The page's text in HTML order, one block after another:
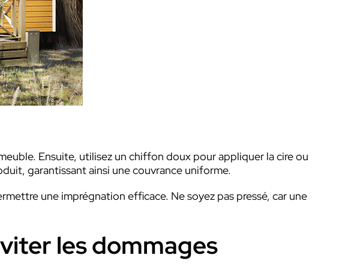
Ensuite, utilisez un chiffon doux pour appliquer la cire ou
garantissant ainsi une couvrance uniforme.
une imprégnation efficace. Ne soyez pas pressé, car une
les dommages